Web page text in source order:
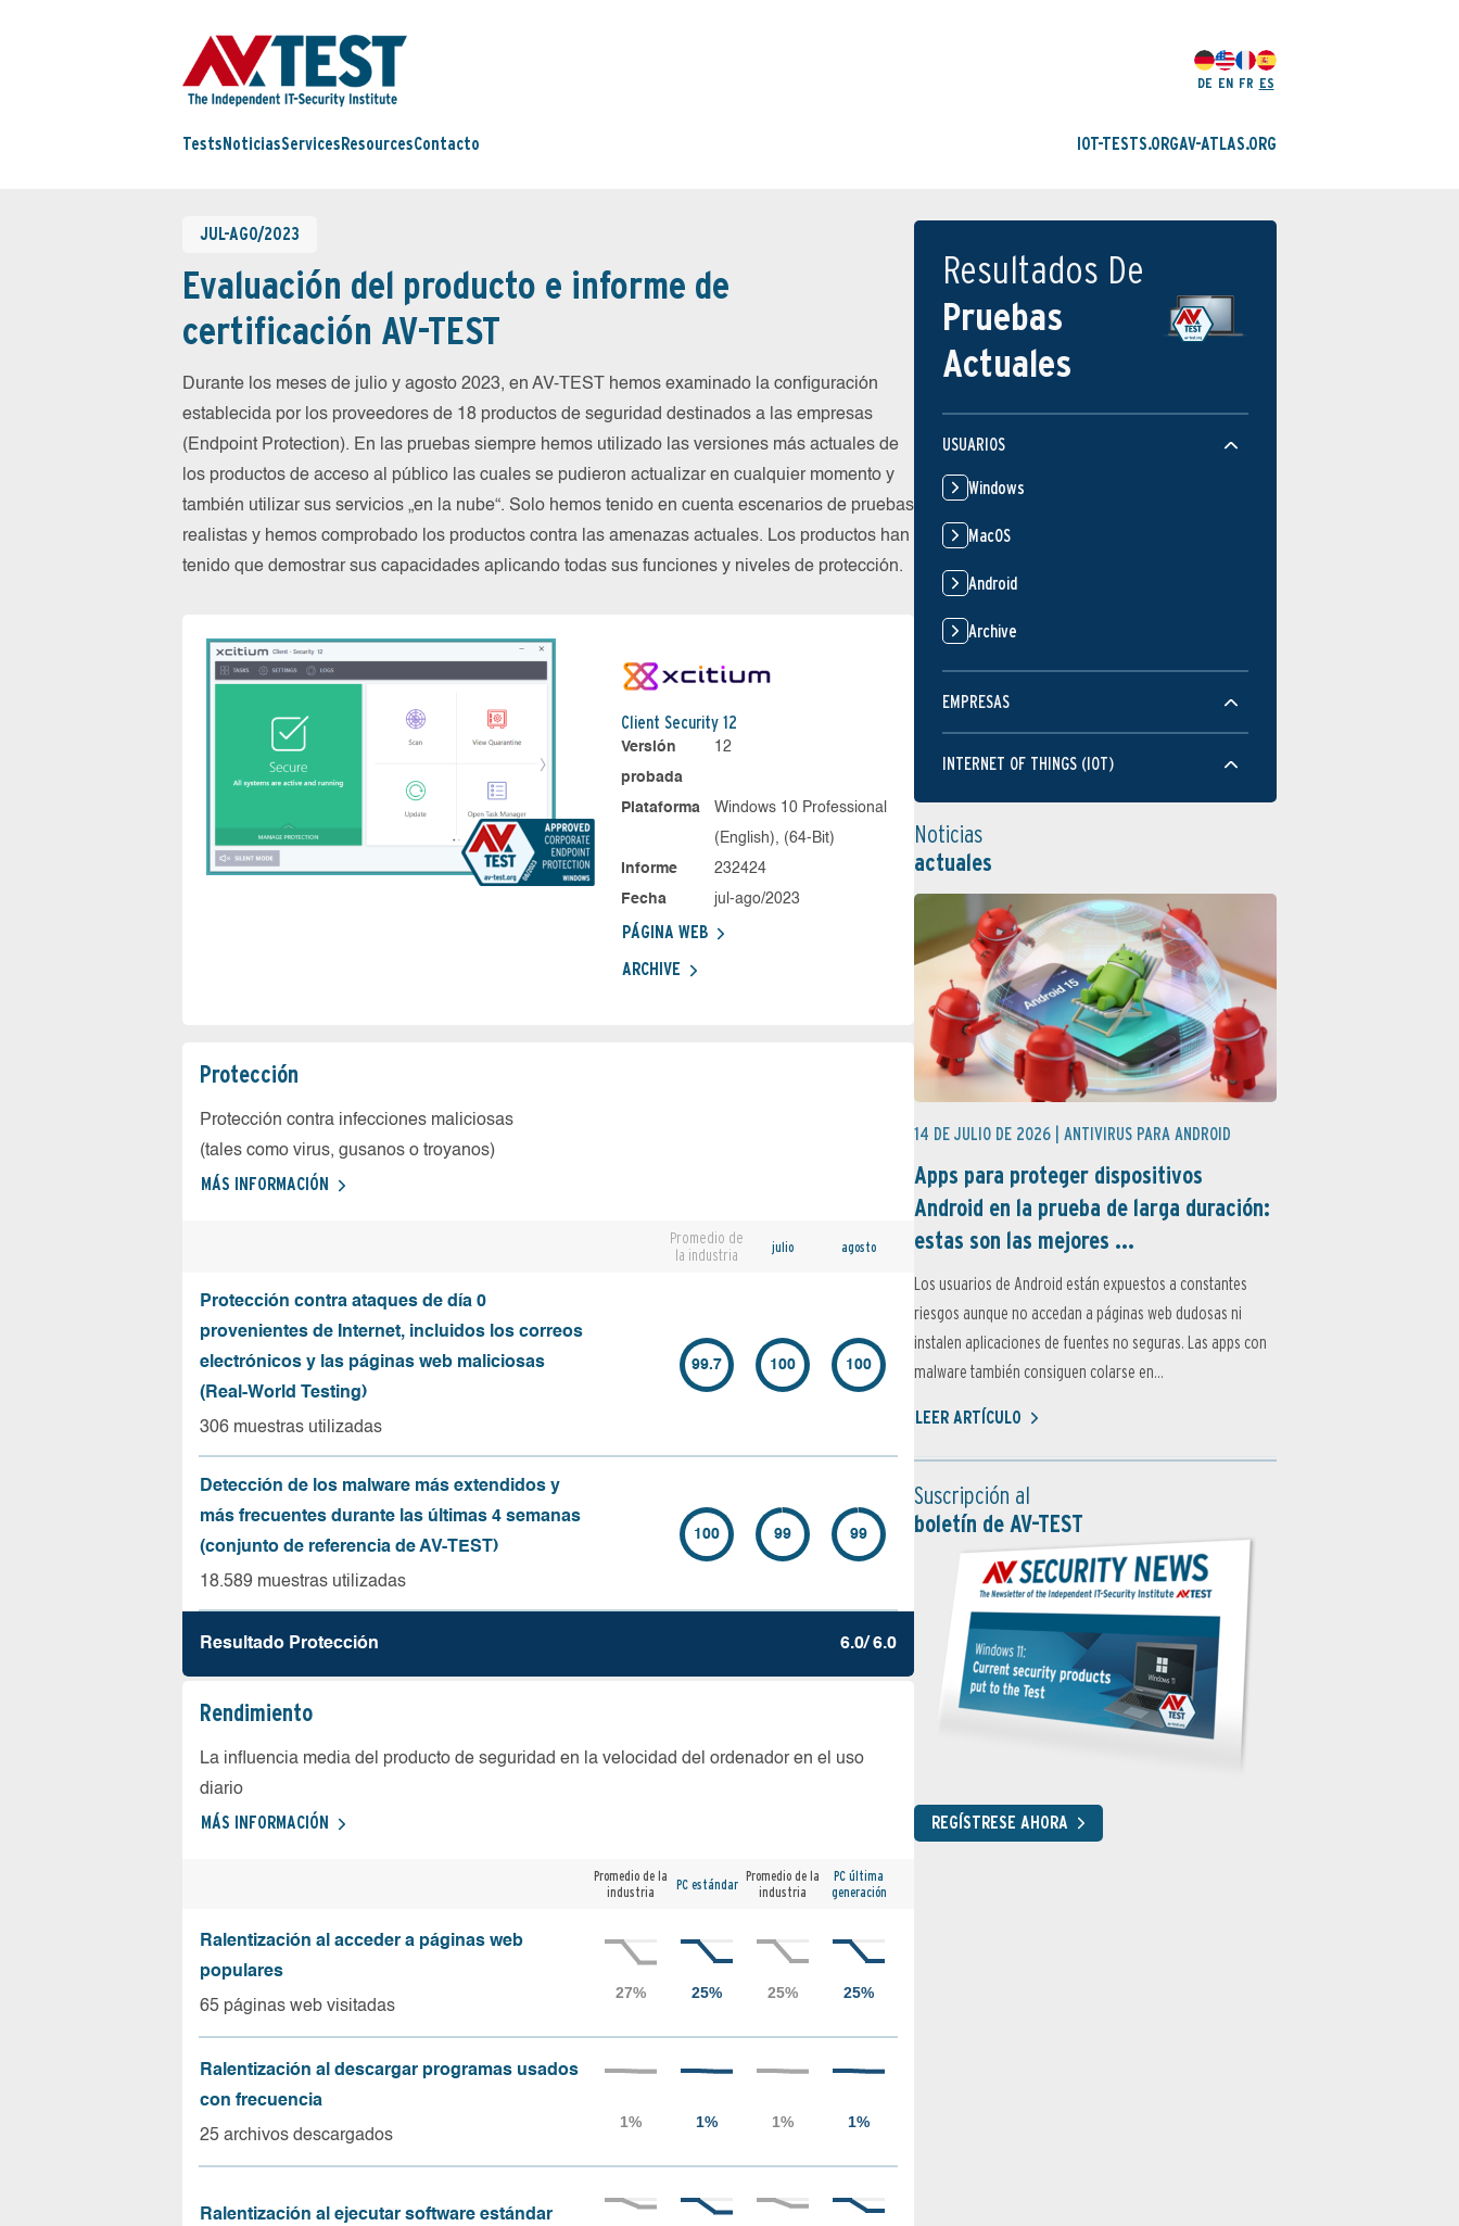
DE EN FR ES
Tests NoticiasServices ResourcesContacto IOT-TESTS.ORGAV-ATLAS.ORG
JUL-AGO/2023
Evaluación del producto e informe de
certificación AV-TEST
Durante los meses de julio y agosto 2023, en AV-TEST hemos examinado la configuración
establecida por los proveedores de 18 productos de seguridad destinados a las empresas
(Endpoint Protection). En las pruebas siempre hemos utilizado las versiones más actuales de
los productos de acceso al público las cuales se pudieron actualizar en cualquier momento y
también utilizar sus servicios „en la nube“. Solo hemos tenido en cuenta escenarios de pruebas
realistas y hemos comprobado los productos contra las amenazas actuales. Los productos han
tenido que demostrar sus capacidades aplicando todas sus funciones y niveles de protección.
Client Security 12
Versión
probada
12
Plataforma
Windows 10 Professional
(English), (64-Bit)
Informe
232424
Fecha
jul-ago/2023
PÁGINA WEB
ARCHIVE
Protección
Protección contra infecciones maliciosas
(tales como virus, gusanos o troyanos)
MÁS INFORMACIÓN
Promedio de
la industria
julio agosto
Protección contra ataques de día 0
provenientes de Internet, incluidos los correos
electrónicos y las páginas web maliciosas
(Real-World Testing)
306 muestras utilizadas
99.7 100 100
Detección de los malware más extendidos y
más frecuentes durante las últimas 4 semanas
(conjunto de referencia de AV-TEST)
18.589 muestras utilizadas
100 99 99
Resultado Protección 6.0/ 6.0
Rendimiento
La influencia media del producto de seguridad en la velocidad del ordenador en el uso
diario
MÁS INFORMACIÓN
Promedio de la
industria
PC estándar Promedio de la
industria
PC última
generación
Ralentización al acceder a páginas web
populares
65 páginas web visitadas
Ralentización al descargar programas usados
con frecuencia
25 archivos descargados
Ralentización al ejecutar software estándar
Resultados De
Pruebas
Actuales
USUARIOS
Windows
MacOS
Android
Archive
EMPRESAS
INTERNET OF THINGS (IOT)
Noticias
actuales
14 DE JULIO DE 2026 | ANTIVIRUS PARA ANDROID
Apps para proteger dispositivos
Android en la prueba de larga duración:
estas son las mejores ...
Los usuarios de Android están expuestos a constantes
riesgos aunque no accedan a páginas web dudosas ni
instalen aplicaciones de fuentes no seguras. Las apps con
malware también consiguen colarse en...
LEER ARTÍCULO
Suscripción al
boletín de AV-TEST
REGÍSTRESE AHORA